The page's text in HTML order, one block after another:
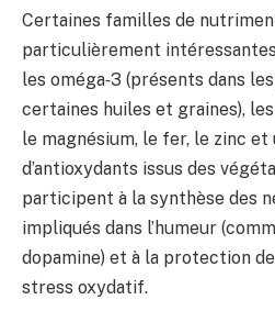
Certaines familles de
particulièrement
les oméga‑3 (présents dans
certaines huiles et graines),
le magnésium, le fer, le zinc
d’antioxydants issus des
participent à la synthèse des
impliqués dans l’humeur
dopamine) et à la protection
stress oxydatif.